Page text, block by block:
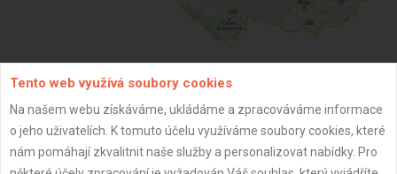
Aktualizováno z portálu ARES dne 01.04.2025 11:05:27
Tento web využívá soubory cookies
Na našem webu získáváme, ukládáme a zpracováváme informace
o jeho uživatelích. K tomuto účelu využíváme soubory cookies, které
nám pomáhají zkvalitnit naše služby a personalizovat nabídky. Pro